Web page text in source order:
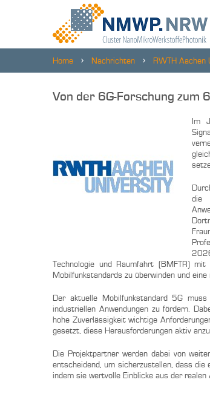
Home Nachrichten RWTH Aachen
Von der 6G-Forschung zum
Im
die
Technologie und Raumfahrt (BMFTR)
Mobilfunkstandards zu überwinden und
Der aktuelle Mobilfunkstandard 5G
industriellen Anwendungen zu fördern.
hohe Zuverlässigkeit wichtige
gesetzt, diese Herausforderungen aktiv
Die Projektpartner werden dabei von
entscheidend, um sicherzustellen, dass die
indem sie wertvolle Einblicke aus der realen